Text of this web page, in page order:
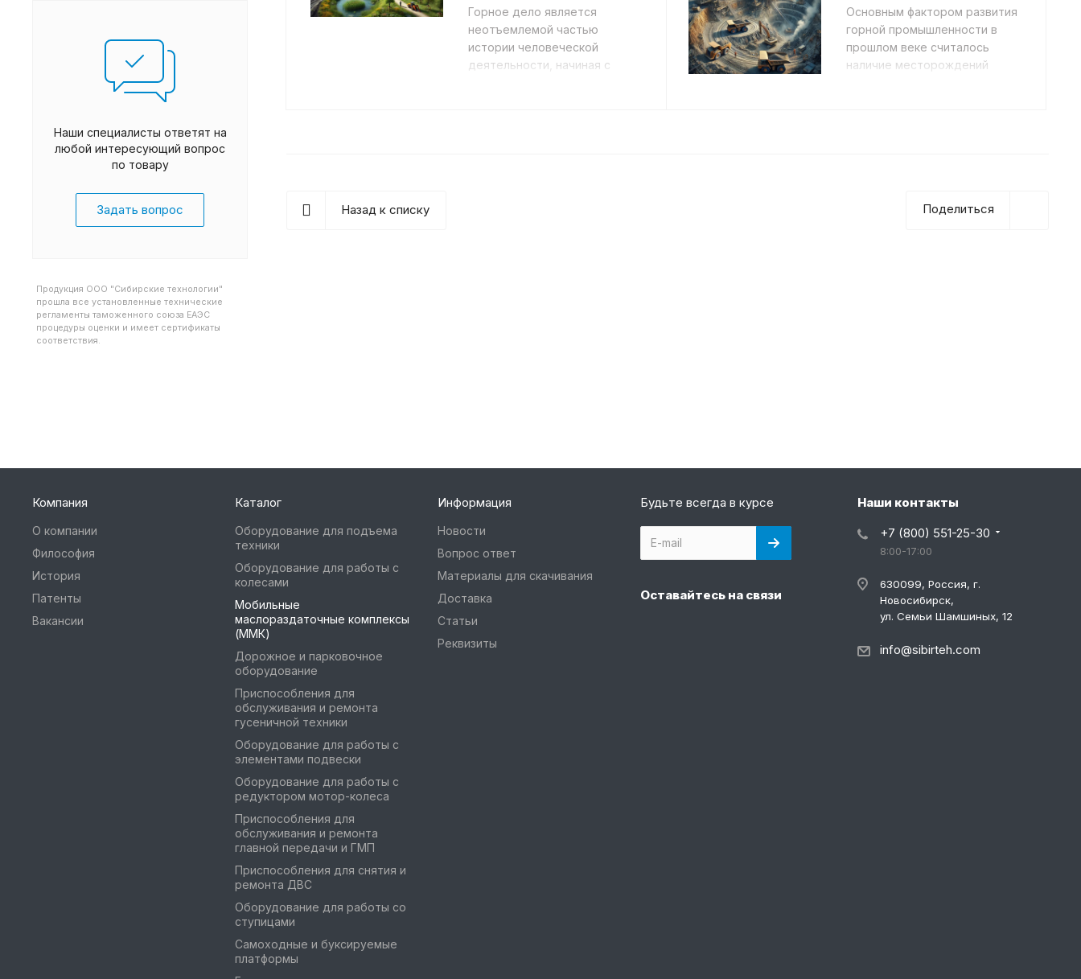
Горное дело является
неотъемлемой частью
истории человеческой
деятельности, начиная с
Основным фактором развития
горной промышленности в
прошлом веке считалось
наличие месторождений
Поделиться
Назад к списку
Наши специалисты ответят на
любой интересующий вопрос
по товару
Задать вопрос
Продукция ООО "Сибирские технологии"
прошла все установленные технические
регламенты таможенного союза ЕАЭС
процедуры оценки и имеет сертификаты
соответствия.
Компания
О компании
Философия
История
Патенты
Вакансии
Каталог
Оборудование для подъема
техники
Оборудование для работы с
колесами
Мобильные
маслораздаточные комплексы
(ММК)
Дорожное и парковочное
оборудование
Приспособления для
обслуживания и ремонта
гусеничной техники
Оборудование для работы с
элементами подвески
Оборудование для работы с
редуктором мотор-колеса
Приспособления для
обслуживания и ремонта
главной передачи и ГМП
Приспособления для снятия и
ремонта ДВС
Оборудование для работы со
ступицами
Самоходные и буксируемые
платформы
Информация
Новости
Вопрос ответ
Материалы для скачивания
Доставка
Статьи
Реквизиты
Будьте всегда в курсе
Оставайтесь на связи
Наши контакты
+7 (800) 551-25-30
8:00-17:00
630099, Россия, г.
Новосибирск,
ул. Семьи Шамшиных, 12
info@sibirteh.com